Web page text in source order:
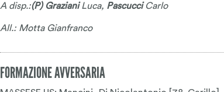
A disp.:(P) GrazianiLuca, PascucciCarlo
All.: Motta Gianfranco
FORMAZIONE AVVERSARIA